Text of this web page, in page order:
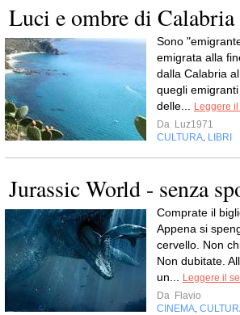
Luci e ombre di Calabria
Sono
emigrata alla
dalla Calabria
quegli
delle...
Leggere
Da Luz1971
CULTURA LIBRI
Jurassic World - senza
Comprate il
Appena si
cervello. Non
Non dubitate.
un...
Leggere il
Da Flavio
CINEMA